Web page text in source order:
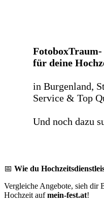
für deine
in Burgenland,
Service & Top
Und noch dazu
📅 Wie du
Vergleiche Angebote, sieh dir
Hochzeit aufmein-fest.at!